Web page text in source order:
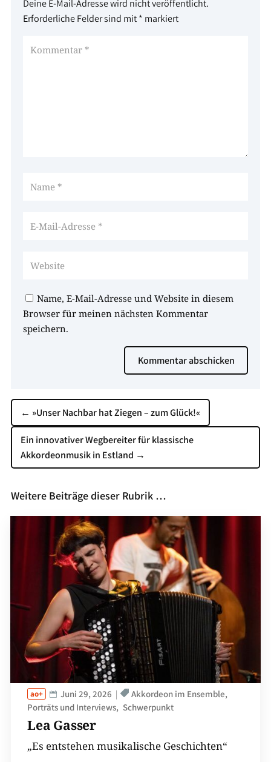
Deine E-Mail-Adresse wird nicht veröffentlicht.
Erforderliche Felder sind mit* markiert
Name, E-Mail-Adresse und Website in diesem
Browser für meinen nächsten Kommentar
speichern.
Kommentar abschicken
← »Unser Nachbar hat Ziegen – zum Glück!«
Ein innovativer Wegbereiter für klassische
Akkordeonmusik in Estland →
Weitere Beiträge dieser Rubrik …
Lea Gasser
Juni 29, 2026
Akkordeon im Ensemble
Porträts und Interviews
Schwerpunkt
„Es entstehen musikalische Geschichten“